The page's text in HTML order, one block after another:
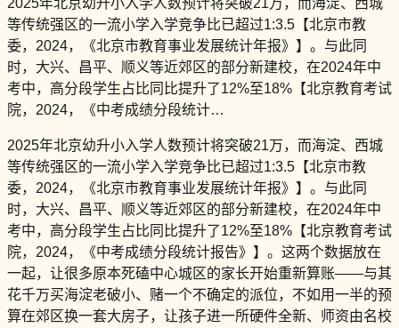
等传统强区的一流小学入学竞争比已超过1:3.5【北京市教
委，2024，《北京市教育事业发展统计年报》】。与此同
时，大兴、昌平、顺义等近郊区的部分新建校，在2024年中
考中，高分段学生占比同比提升了12%至18%【北京教育考试
院，2024，《中考成绩分段统计…
2025年北京幼升小入学人数预计将突破21万，而海淀、西城
等传统强区的一流小学入学竞争比已超过1:3.5【北京市教
委，2024，《北京市教育事业发展统计年报》】。与此同
时，大兴、昌平、顺义等近郊区的部分新建校，在2024年中
考中，高分段学生占比同比提升了12%至18%【北京教育考试
院，2024，《中考成绩分段统计报告》】。这两个数据放在
一起，让很多原本死磕中心城区的家长开始重新算账——与其
花千万买海淀老破小、赌一个不确定的派位，不如用一半的预
算在郊区换一套大房子，让孩子进一所硬件全新、师资由名校